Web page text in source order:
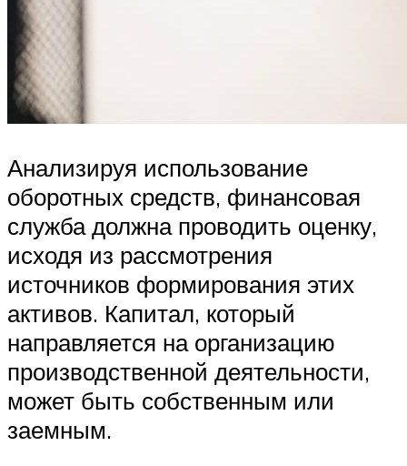
Анализируя использование
оборотных средств, финансовая
служба должна проводить оценку,
исходя из рассмотрения
источников формирования этих
активов. Капитал, который
направляется на организацию
производственной деятельности,
может быть собственным или
заемным.